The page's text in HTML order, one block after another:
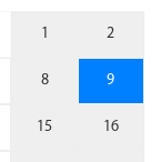
1 2
8 9
15 16